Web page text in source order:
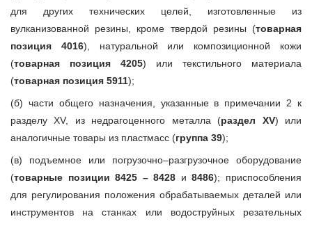
для других технических целей, изготовленные из
вулканизованной резины, кроме твердой резины (товарная
позиция 4016), натуральной или композиционной кожи
(товарная позиция 4205) или текстильного материала
(товарная позиция 5911);
(б) части общего назначения, указанные в примечании 2 к
разделу XV, из недрагоценного металла (раздел XV) или
аналогичные товары из пластмасс (группа 39);
(в) подъемное или погрузочно–разгрузочное оборудование
(товарные позиции 8425 – 8428 и 8486); приспособления
для регулирования положения обрабатываемых деталей или
инструментов на станках или водоструйных резательных